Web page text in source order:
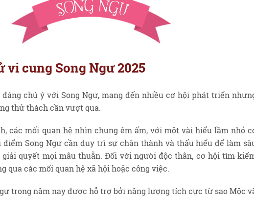
vi cung Song Ngư 2025
đáng chú ý với Song Ngư, mang đến nhiều cơ hội phát triển
thử thách cần vượt qua.
các mối quan hệ nhìn chung êm ấm, với một vài hiểu lầm nhỏ
Song Ngư cần duy trì sự chân thành và thấu hiểu để làm
quyết mọi mâu thuẫn. Đối với người độc thân, cơ hội tìm
qua các mối quan hệ xã hội hoặc công việc.
trong năm nay được hỗ trợ bởi năng lượng tích cực từ sao Mộc